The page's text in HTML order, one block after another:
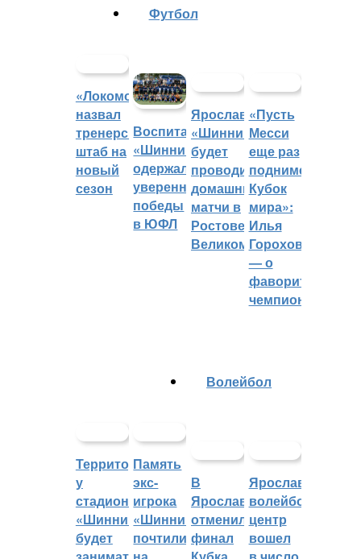
«Локомотив»
назвал
тренерский
штаб на
новый
сезон
Футбол
Воспитанники
«Шинника»
одержали
уверенные
победы
в ЮФЛ
Ярославский
«Шинник»
будет
проводить
домашние
матчи в
Ростове
Великом
«Пусть
Месси
еще раз
поднимет
Кубок
мира»:
Илья
Горохов
— о
фаворитах
чемпионата
Территорией
у
стадиона
«Шинник»
будет
Память
экс-
игрока
«Шинника»
почтили
Волейбол
В
Ярославле
отменили
финал
Ярославский
волейбольный
центр
вошел